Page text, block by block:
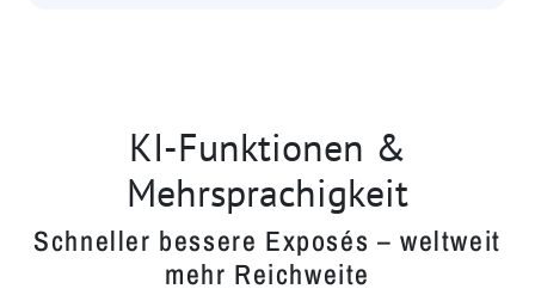
KI-Funktionen &
Mehrsprachigkeit
Schneller bessere Exposés – weltweit
mehr Reichweite